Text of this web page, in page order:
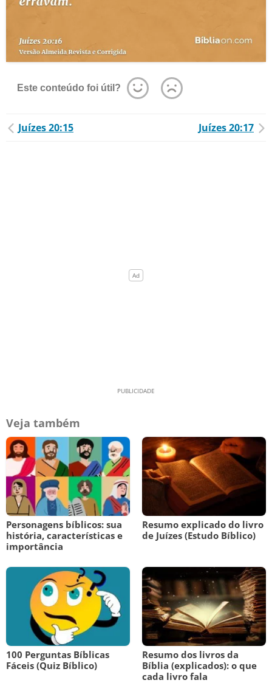
Este conteúdo foi útil?
Juízes 20:15 Juízes 20:17
Veja também
Personagens bíblicos: sua
história, características e
importância
Resumo explicado do livro
de Juízes (Estudo Bíblico)
100 Perguntas Bíblicas
Fáceis (Quiz Bíblico)
Resumo dos livros da
Bíblia (explicados): o que
cada livro fala